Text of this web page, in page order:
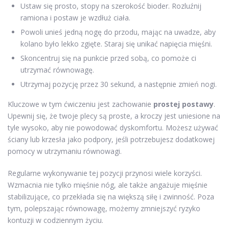
Ustaw się prosto, stopy na szerokość bioder. Rozluźnij
ramiona i postaw je wzdłuż ciała.
Powoli unieś jedną nogę do przodu, mając na uwadze, aby
kolano było lekko zgięte. Staraj się unikać napięcia mięśni.
Skoncentruj się na punkcie przed sobą, co pomoże ci
utrzymać równowagę.
Utrzymaj pozycję przez 30 sekund, a następnie zmień nogi.
Kluczowe w tym ćwiczeniu jest zachowanie prostej postawy.
Upewnij się, że twoje plecy są proste, a kroczy jest uniesione na
tyle wysoko, aby nie powodować dyskomfortu. Możesz używać
ściany lub krzesła jako podpory, jeśli potrzebujesz dodatkowej
pomocy w utrzymaniu równowagi.
Regularne wykonywanie tej pozycji przynosi wiele korzyści.
Wzmacnia nie tylko mięśnie nóg, ale także angażuje mięśnie
stabilizujące, co przekłada się na większą siłę i zwinność. Poza
tym, polepszając równowagę, możemy zmniejszyć ryzyko
kontuzji w codziennym życiu.